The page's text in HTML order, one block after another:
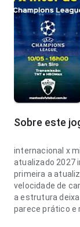
Sobre este
internacional x
atualizado 2027
primeira a
velocidade de
a estrutura
parece prático e